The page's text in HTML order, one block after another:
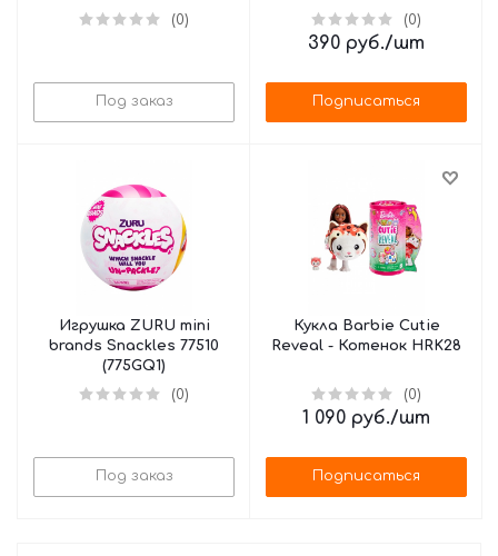
(0)
Под заказ
(0)
390 руб./шт
Подписаться
Игрушка ZURU mini
brands Snackles 77510
(775GQ1)
(0)
Под заказ
Кукла Barbie Cutie
Reveal - Котенок HRK28
(0)
1 090 руб./шт
Подписаться